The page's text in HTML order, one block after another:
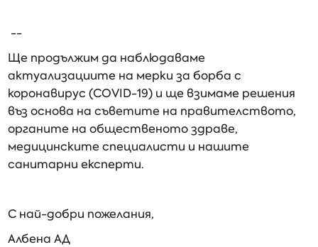
--
Ще продължим да наблюдаваме
актуализациите на мерки за борба с
коронавирус (COVID-19) и ще взимаме решения
въз основа на съветите на правителството,
органите на общественото здраве,
медицинските специалисти и нашите
санитарни експерти.
С най-добри пожелания,
Албена АД